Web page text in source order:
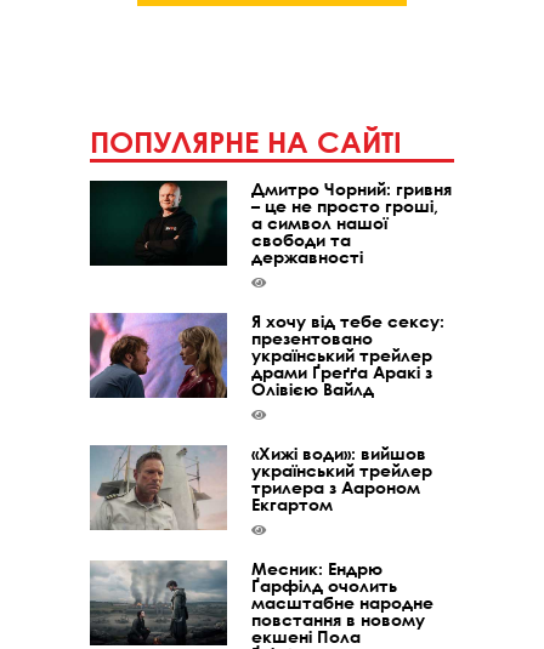
ПОПУЛЯРНЕ НА САЙТІ
Дмитро Чорний: гривня
– це не просто гроші,
а символ нашої
свободи та
державності
Я хочу від тебе сексу:
презентовано
український трейлер
драми Ґреґґа Аракі з
Олівією Вайлд
«Хижі води»: вийшов
український трейлер
трилера з Аароном
Екгартом
Месник: Ендрю
Ґарфілд очолить
масштабне народне
повстання в новому
екшені Пола